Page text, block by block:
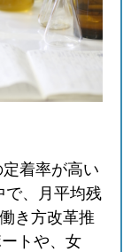
着率が高い
で、月平均残
き方改革推
トや、女